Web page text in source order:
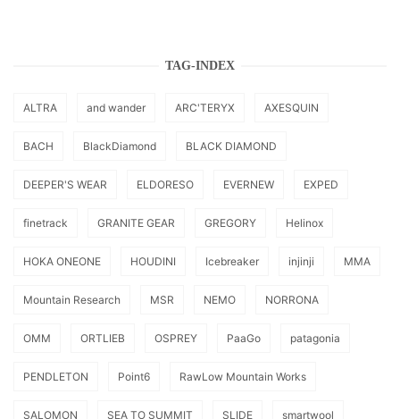
TAG-INDEX
ALTRA and wander ARC'TERYX AXESQUIN
BACH BlackDiamond BLACK DIAMOND
DEEPER'S WEAR ELDORESO EVERNEW EXPED
finetrack GRANITE GEAR GREGORY Helinox
HOKA ONEONE HOUDINI Icebreaker injinji MMA
Mountain Research MSR NEMO NORRONA
OMM ORTLIEB OSPREY PaaGo patagonia
PENDLETON Point6 RawLow Mountain Works
SALOMON SEA TO SUMMIT SLIDE smartwool